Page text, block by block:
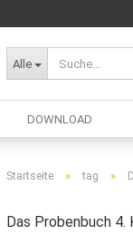
Alle
DOWNLOAD
Startseite » tag »
Das Probenbuch